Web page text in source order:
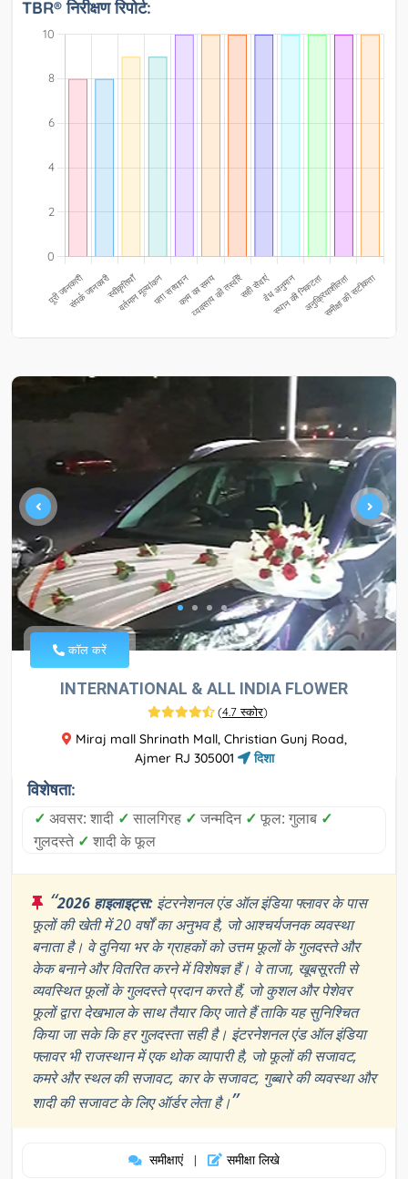
TBR® निरीक्षण रिपोर्ट:
कॉल करें
INTERNATIONAL & ALL INDIA FLOWER
(4.7 स्कोर)
Miraj mall Shrinath Mall, Christian Gunj Road,
Ajmer RJ 305001
दिशा
विशेषता:
✓ अवसर: शादी ✓ सालगिरह ✓ जन्मदिन ✓ फूल: गुलाब ✓
गुलदस्ते ✓ शादी के फूल
“2026 हाइलाइट्स: इंटरनेशनल एंड ऑल इंडिया फ्लावर के पास
फूलों की खेती में 20 वर्षों का अनुभव है, जो आश्चर्यजनक व्यवस्था
बनाता है। वे दुनिया भर के ग्राहकों को उत्तम फूलों के गुलदस्ते और
केक बनाने और वितरित करने में विशेषज्ञ हैं। वे ताजा, खूबसूरती से
व्यवस्थित फूलों के गुलदस्ते प्रदान करते हैं, जो कुशल और पेशेवर
फूलों द्वारा देखभाल के साथ तैयार किए जाते हैं ताकि यह सुनिश्चित
किया जा सके कि हर गुलदस्ता सही है। इंटरनेशनल एंड ऑल इंडिया
फ्लावर भी राजस्थान में एक थोक व्यापारी है, जो फूलों की सजावट,
कमरे और स्थल की सजावट, कार के सजावट, गुब्बारे की व्यवस्था और
शादी की सजावट के लिए ऑर्डर लेता है।”
समीक्षाएं | समीक्षा लिखे